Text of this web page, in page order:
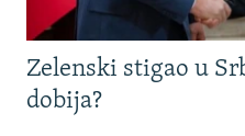
Zelenski stigao u
dobija?